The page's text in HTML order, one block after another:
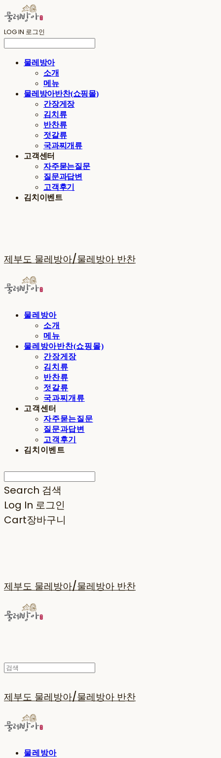
LOG IN 로그인
물레방아
소개
메뉴
물레방아반찬(쇼핑몰)
간장게장
김치류
반찬류
젓갈류
국과찌개류
고객센터
자주묻는질문
질문과답변
고객후기
김치이벤트
제부도 물레방아/물레방아 반찬
물레방아
소개
메뉴
물레방아반찬(쇼핑몰)
간장게장
김치류
반찬류
젓갈류
국과찌개류
고객센터
자주묻는질문
질문과답변
고객후기
김치이벤트
Search 검색
Log In 로그인
Cart장바구니
제부도 물레방아/물레방아 반찬
제부도 물레방아/물레방아 반찬
물레방아